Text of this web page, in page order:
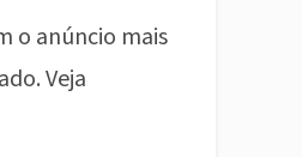
o anúncio mais
Veja